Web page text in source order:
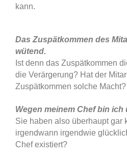
kann.
Das Zuspätkommen des
wütend.
Ist denn das Zuspätkommen
die Verärgerung? Hat der
Zuspätkommen solche Macht?
Wegen meinem Chef bin
Sie haben also überhaupt gar
irgendwann irgendwie
Chef existiert?